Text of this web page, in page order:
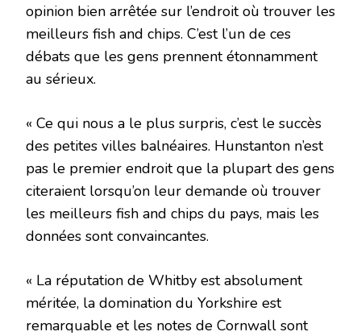
opinion bien arrêtée sur l’endroit où trouver les
meilleurs fish and chips. C’est l’un de ces
débats que les gens prennent étonnamment
au sérieux.
« Ce qui nous a le plus surpris, c’est le succès
des petites villes balnéaires. Hunstanton n’est
pas le premier endroit que la plupart des gens
citeraient lorsqu’on leur demande où trouver
les meilleurs fish and chips du pays, mais les
données sont convaincantes.
« La réputation de Whitby est absolument
méritée, la domination du Yorkshire est
remarquable et les notes de Cornwall sont